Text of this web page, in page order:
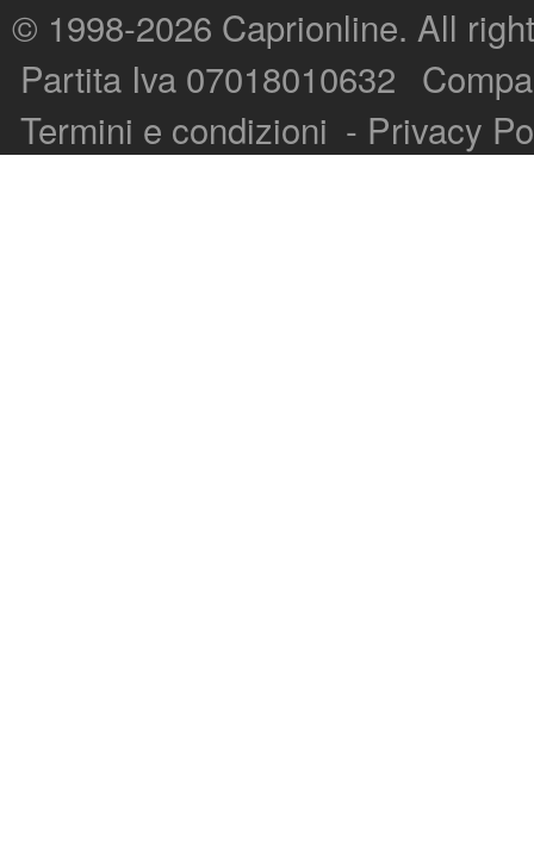
© 1998-2026 Caprionline. All
Partita Iva 07018010632
Termini e condizioni - Privacy
Capri On Line Srl, Via Le Botteghe 10a - 80073 CAPRI (NA) Italy
P.Iva, C.F. e n.Reg.Imprese Napoli: 07018010632 - Rea n.557643